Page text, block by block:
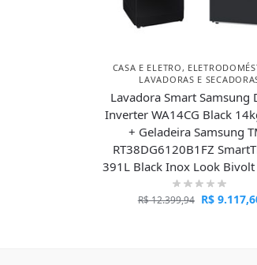
CASA E ELETRO ,
LAVADORAS E
Lavadora Smart Samsung
Inverter WA14CG Black
+ Geladeira Samsung
RT38DG6120B1FZ
391L Black Inox Look
R$12.399,94 R$